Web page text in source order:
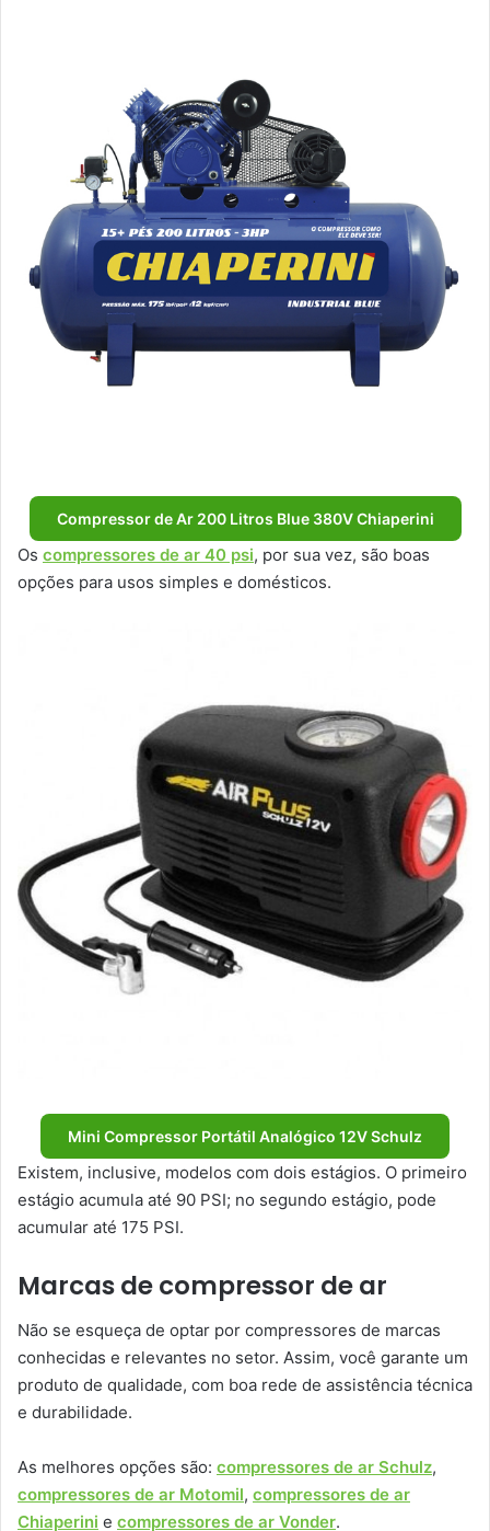
Compressor de Ar 200 Litros Blue 380V Chiaperini
Os compressores de ar 40 psi, por sua vez, são boas
opções para usos simples e domésticos.
Mini Compressor Portátil Analógico 12V Schulz
Existem, inclusive, modelos com dois estágios. O primeiro
estágio acumula até 90 PSI; no segundo estágio, pode
acumular até 175 PSI.
Marcas de compressor de ar
Não se esqueça de optar por compressores de marcas
conhecidas e relevantes no setor. Assim, você garante um
produto de qualidade, com boa rede de assistência técnica
e durabilidade.
As melhores opções são: compressores de ar Schulz,
compressores de ar Motomil, compressores de ar
Chiaperini e compressores de ar Vonder.